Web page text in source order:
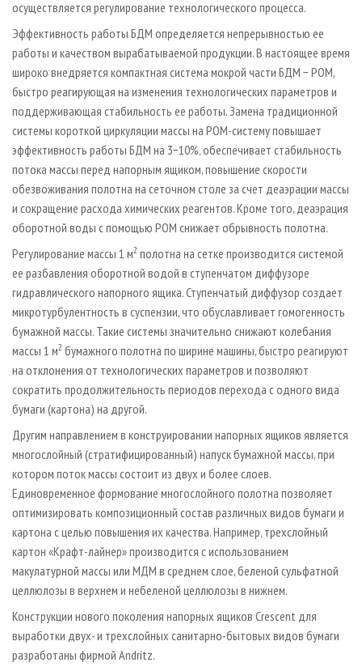
осуществляется регулирование технологического процесса.
Эффективность работы БДМ определяется непрерывностью ее
работы и качеством вырабатываемой продукции. В настоящее время
широко внедряется компактная система мокрой части БДМ − РОМ,
быстро реагирующая на изменения технологических параметров и
поддерживающая стабильность ее работы. Замена традиционной
системы короткой циркуляции массы на РОМ-систему повышает
эффективность работы БДМ на 3−10%, обеспечивает стабильность
потока массы перед напорным ящиком, повышение скорости
обезвоживания полотна на сеточном столе за счет деаэрации массы
и сокращение расхода химических реагентов. Кроме того, деаэрация
оборотной воды с помощью РОМ снижает обрывность полотна.
Регулирование массы 1 м2 полотна на сетке производится системой
ее разбавления оборотной водой в ступенчатом диффузоре
гидравлического напорного ящика. Ступенчатый диффузор создает
микротурбулентность в суспензии, что обуславливает гомогенность
бумажной массы. Такие системы значительно снижают колебания
массы 1 м2 бумажного полотна по ширине машины, быстро реагируют
на отклонения от технологических параметров и позволяют
сократить продолжительность периодов перехода с одного вида
бумаги (картона) на другой.
Другим направлением в конструировании напорных ящиков является
многослойный (стратифицированный) напуск бумажной массы, при
котором поток массы состоит из двух и более слоев.
Единовременное формование многослойного полотна позволяет
оптимизировать композиционный состав различных видов бумаги и
картона с целью повышения их качества. Например, трехслойный
картон «Крафт-лайнер» производится с использованием
макулатурной массы или МДМ в среднем слое, беленой сульфатной
целлюлозы в верхнем и небеленой целлюлозы в нижнем.
Конструкции нового поколения напорных ящиков Crescent для
выработки двух- и трехслойных санитарно-бытовых видов бумаги
разработаны фирмой Andritz.